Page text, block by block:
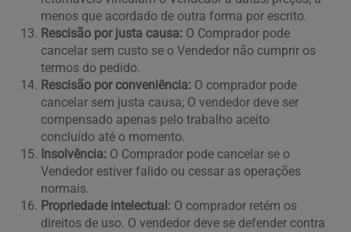
menos que acordado de outra forma por escrito.
Rescisão por justa causa: O Comprador pode
cancelar sem custo se o Vendedor não cumprir os
termos do pedido.
Rescisão por conveniência: O comprador pode
cancelar sem justa causa; O vendedor deve ser
compensado apenas pelo trabalho aceito
concluído até o momento.
Insolvência: O Comprador pode cancelar se o
Vendedor estiver falido ou cessar as operações
normais.
Propriedade intelectual: O comprador retém os
direitos de uso. O vendedor deve se defender contra